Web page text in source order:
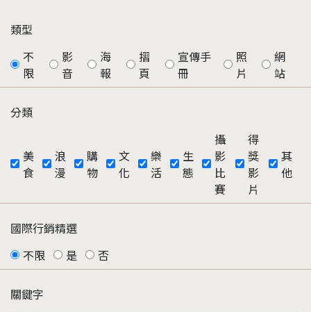
類型
不
限
影
音
海
報
摺
頁
宣傳手
冊
照
片
網
站
分類
美
食
浪
漫
購
物
文
化
樂
活
生
態
攝
影
比
賽
得
獎
影
片
其
他
國際行銷精選
不限
是 否
關鍵字